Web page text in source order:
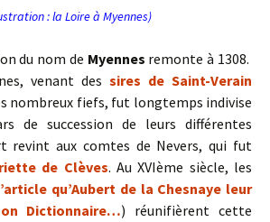
: la Loire à Myennes)
du nom de Myennes remonte à 1308.
venant des sires de Saint-Verain
nombreux fiefs, fut longtemps indivise
de succession de leurs différentes
revint aux comtes de Nevers, qui fut
de Clèves. Au XVIème siècle, les
qu’Aubert de la Chesnaye leur
Dictionnaire…) réunifièrent cette